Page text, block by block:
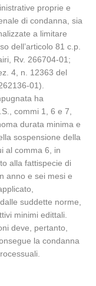
proprie e
di condanna, sia
a limitare
dell’articolo 81 c.p.
Rv. 266704-01;
4, n. 12363 del
01).
ha
commi 1, 6 e 7,
durata minima e
sospensione della
al comma 6, in
alla fattispecie di
anno e sei mesi e
suddette norme,
minimi edittali.
deve, pertanto,
la condanna